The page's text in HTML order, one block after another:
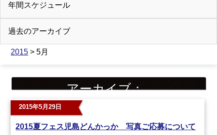
年間スケジュール
過去のアーカイブ
2015 > 5月
アーカイブ：
2015年5月29日
2015夏フェス児島どんかっか 写真ご応募について